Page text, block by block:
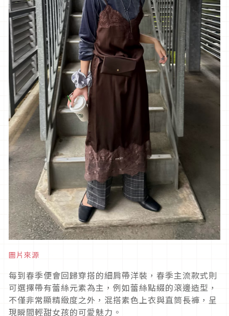
圖片來源
每到春季便會回歸穿搭的細肩帶洋裝，春季主流款式則
可選擇帶有蕾絲元素為主，例如蕾絲點綴的滾邊造型，
不僅非常顯精緻度之外，混搭素色上衣與直筒長褲，呈
現瞬間輕甜女孩的可愛魅力。